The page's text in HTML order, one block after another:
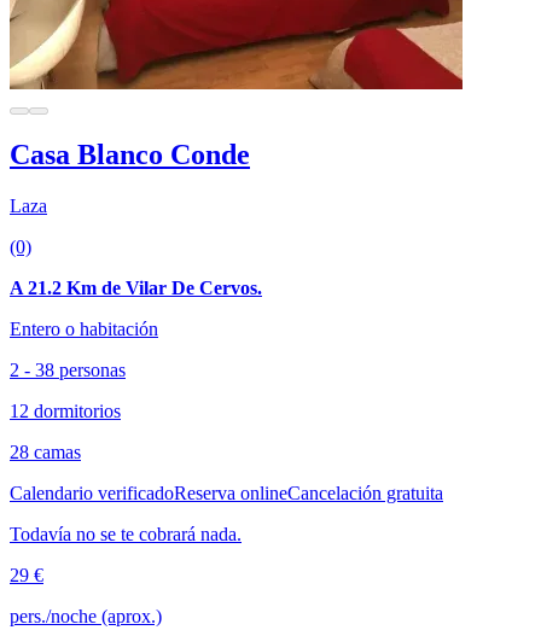
Casa Blanco Conde
Laza
(0)
A 21.2 Km de Vilar De Cervos.
Entero o habitación
2 - 38 personas
12 dormitorios
28 camas
Calendario verificadoReserva onlineCancelación gratuita
Todavía no se te cobrará nada.
29 €
pers./noche (aprox.)